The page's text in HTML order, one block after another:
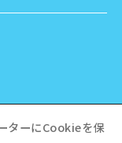
ターにCookieを保